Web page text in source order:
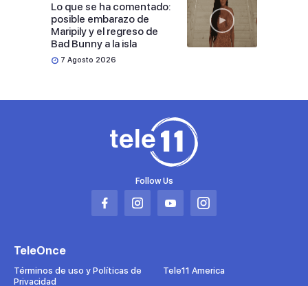
Lo que se ha comentado:
posible embarazo de
Maripily y el regreso de
Bad Bunny a la isla
7 Agosto 2026
Follow Us
Abrir
pestaña
Abrir
pestaña
Abrir
pestaña
Abrir
pestaña
TeleOnce
Términos de uso y Políticas de
Privacidad
Tele11 America